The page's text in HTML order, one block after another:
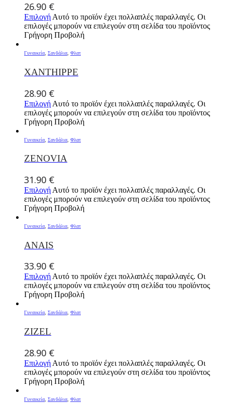
26.90 €
Επιλογή Αυτό το προϊόν έχει πολλαπλές παραλλαγές. Οι
επιλογές μπορούν να επιλεγούν στη σελίδα του προϊόντος
Γρήγορη Προβολή
Γυναικεία Σανδάλια Φλατ
XANTHIPPE
28.90 €
Επιλογή Αυτό το προϊόν έχει πολλαπλές παραλλαγές. Οι
επιλογές μπορούν να επιλεγούν στη σελίδα του προϊόντος
Γρήγορη Προβολή
Γυναικεία Σανδάλια Φλατ
ZENOVIA
31.90 €
Επιλογή Αυτό το προϊόν έχει πολλαπλές παραλλαγές. Οι
επιλογές μπορούν να επιλεγούν στη σελίδα του προϊόντος
Γρήγορη Προβολή
Γυναικεία Σανδάλια Φλατ
ANAIS
33.90 €
ΕπιλογήΑυτό το προϊόν έχει πολλαπλές παραλλαγές. Οι
επιλογές μπορούν να επιλεγούν στη σελίδα του προϊόντος
Γρήγορη Προβολή
Γυναικεία, Σανδάλια, Φλατ
ZIZEL
28.90 €
Επιλογή Αυτό το προϊόν έχει πολλαπλές παραλλαγές. Οι
επιλογές μπορούν να επιλεγούν στη σελίδα του προϊόντος
Γρήγορη Προβολή
Γυναικεία Σανδάλια Φλατ